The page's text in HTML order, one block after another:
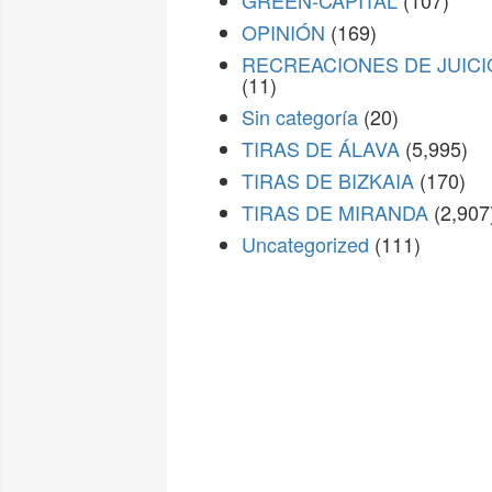
OPINIÓN (169)
RECREACIONES DE
(11)
Sin categoría (20)
TIRAS DE ÁLAVA (5,995)
TIRAS DE BIZKAIA (170)
TIRAS DE MIRANDA
Uncategorized (111)